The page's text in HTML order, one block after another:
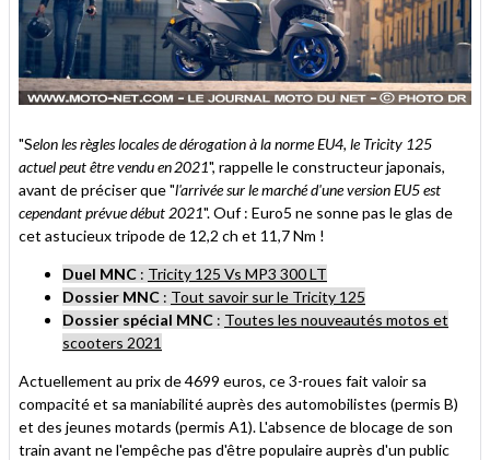
"Selon les règles locales de dérogation à la norme EU4, le Tricity 125
actuel peut être vendu en 2021", rappelle le constructeur japonais,
avant de préciser que "l'arrivée sur le marché d'une version EU5 est
cependant prévue début 2021". Ouf : Euro5 ne sonne pas le glas de
cet astucieux tripode de 12,2 ch et 11,7 Nm !
Duel MNC : Tricity 125 Vs MP3 300 LT
Dossier MNC : Tout savoir sur le Tricity 125
Dossier spécial MNC : Toutes les nouveautés motos et
scooters 2021
Actuellement au prix de 4699 euros, ce 3-roues fait valoir sa
compacité et sa maniabilité auprès des automobilistes (permis B)
et des jeunes motards (permis A1). L'absence de blocage de son
train avant ne l'empêche pas d'être populaire auprès d'un public